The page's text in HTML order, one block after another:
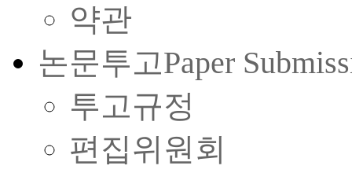
약관
논문투고Paper
투고규정
편집위원회